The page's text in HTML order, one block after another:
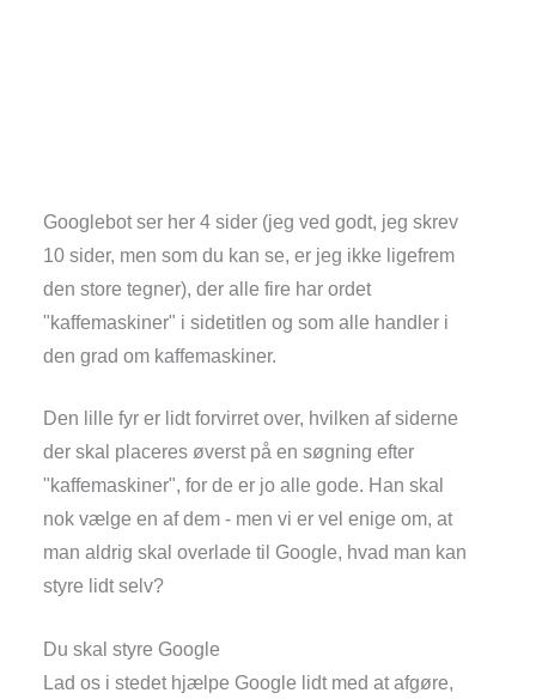
Googlebot ser her 4 sider (jeg ved godt, jeg skrev
10 sider, men som du kan se, er jeg ikke ligefrem
den store tegner), der alle fire har ordet
"kaffemaskiner" i sidetitlen og som alle handler i
den grad om kaffemaskiner.
Den lille fyr er lidt forvirret over, hvilken af siderne
der skal placeres øverst på en søgning efter
"kaffemaskiner", for de er jo alle gode. Han skal
nok vælge en af dem - men vi er vel enige om, at
man aldrig skal overlade til Google, hvad man kan
styre lidt selv?
Du skal styre Google
Lad os i stedet hjælpe Google lidt med at afgøre,